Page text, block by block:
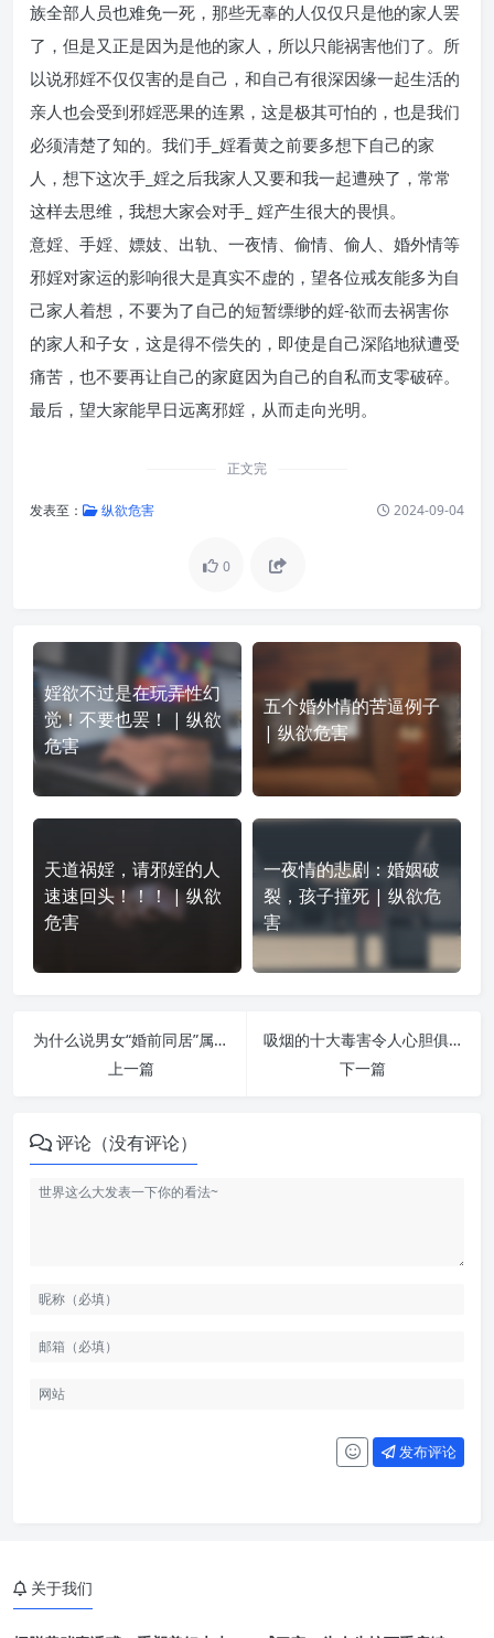
族全部人员也难免一死，那些无辜的人仅仅只是他的家人罢
了，但是又正是因为是他的家人，所以只能祸害他们了。所
以说邪婬不仅仅害的是自己，和自己有很深因缘一起生活的
亲人也会受到邪婬恶果的连累，这是极其可怕的，也是我们
必须清楚了知的。我们手_婬看黄之前要多想下自己的家
人，想下这次手_婬之后我家人又要和我一起遭殃了，常常
这样去思维，我想大家会对手_ 婬产生很大的畏惧。
意婬、手婬、嫖妓、出轨、一夜情、偷情、偷人、婚外情等
邪婬对家运的影响很大是真实不虚的，望各位戒友能多为自
己家人着想，不要为了自己的短暂缥缈的婬-欲而去祸害你
的家人和子女，这是得不偿失的，即使是自己深陷地狱遭受
痛苦，也不要再让自己的家庭因为自己的自私而支零破碎。
最后，望大家能早日远离邪婬，从而走向光明。
正文完
发表至： 纵欲危害 2024-09-04
0
婬欲不过是在玩弄性幻
觉！不要也罢！ | 纵欲
危害
五个婚外情的苦逼例子
| 纵欲危害
天道祸婬，请邪婬的人
速速回头！！！ | 纵欲
危害
一夜情的悲剧：婚姻破
裂，孩子撞死 | 纵欲危
害
为什么说男女“婚前同居”属于“邪婬”！ | 纵欲危害
上一篇
吸烟的十大毒害令人心胆俱裂 | 纵欲危害
下一篇
评论（没有评论）
发布评论
关于我们